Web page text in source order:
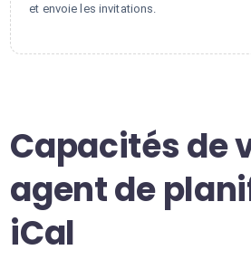
et envoie les invitations.
Capacités de
agent de
iCal